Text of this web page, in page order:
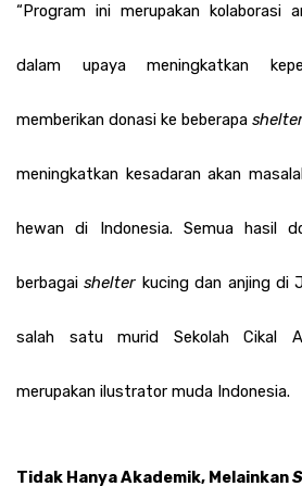
“Program ini merupakan kolaborasi
dalam upaya meningkatkan
memberikan donasi ke beberapa
meningkatkan kesadaran akan
hewan di Indonesia. Semua hasil
berbagai shelter kucing dan anjing di
salah satu murid Sekolah Cikal
merupakan ilustrator muda Indonesia.
Tidak Hanya Akademik, Melainkan